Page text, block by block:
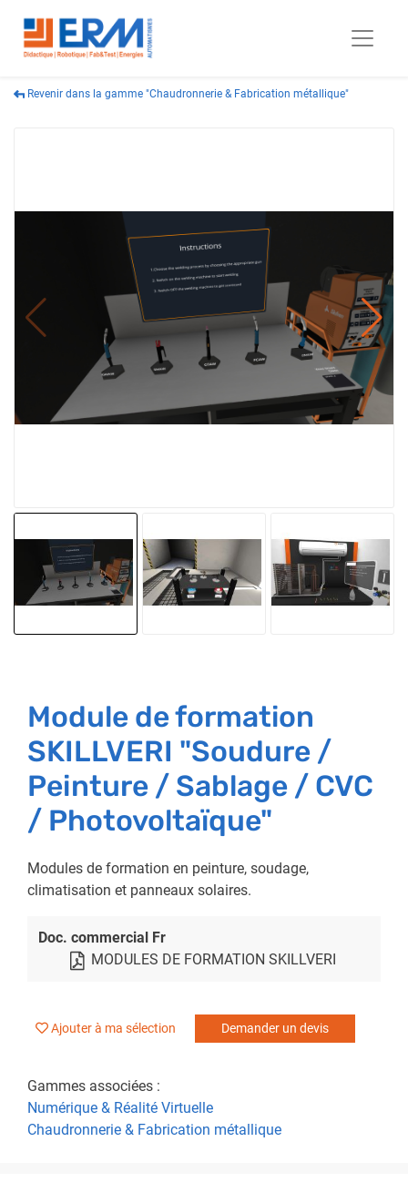
Revenir dans la gamme "Chaudronnerie & Fabrication métallique"
Module de formation
SKILLVERI "Soudure /
Peinture / Sablage / CVC
/ Photovoltaïque"
Modules de formation en peinture, soudage,
climatisation et panneaux solaires.
Doc. commercial Fr
MODULES DE FORMATION SKILLVERI
Ajouter à ma sélection Demander un devis
Gammes associées :
Numérique & Réalité Virtuelle
Chaudronnerie & Fabrication métallique